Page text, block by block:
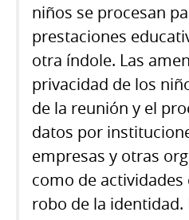
niños se procesan
prestaciones
otra índole. Las
privacidad de los
de la reunión y el
datos por
empresas y otras
como de
robo de la identidad.